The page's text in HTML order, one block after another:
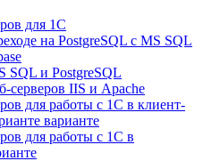
для 1С
на PostgreSQL с MS SQL
SQL и PostgreSQL
серверов IIS и Apache
для работы с 1С в клиент-
варианте
для работы с 1С в